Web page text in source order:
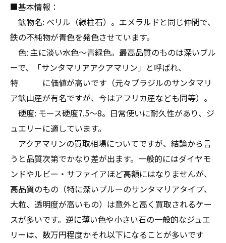
■基本情報：
鉱物名: ベリル（緑柱石）。エメラルドと同じ仲間で、
鉄の不純物が青色を発色させています。
色: 主に淡い水色〜青緑色。最高品質のものは深いブル
ーで、「サンタマリアアクアマリン」と呼ばれ、
特 に価値が高いです（元々ブラジルのサンタマリ
ア鉱山産が有名ですが、今はアフリカ産なども同等）。
硬度: モース硬度7.5〜8。日常使いに耐久性があり、ジ
ュエリーに適しています。
アクアマリンの買取相場についてですが、結論から言
うと品質次第でかなり差が出ます。一般的にはダイヤモ
ンドやルビー・サファイアほど高額にはなりませんが、
高品質のもの（特に深いブルーのサンタマリアタイプ、
大粒、透明度が高いもの）は意外と高く買取されるケー
スが多いです。逆に薄い色や小さい石の一般的なジュエ
リーは、数万円程度かそれ以下になることが多いです